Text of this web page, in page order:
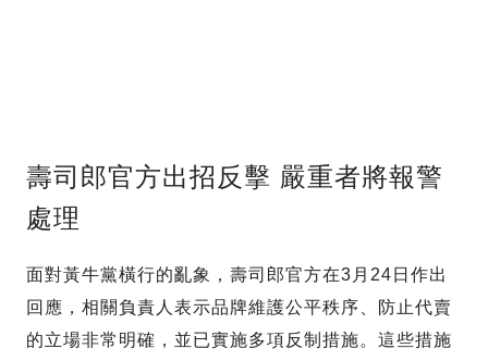
壽司郎官方出招反擊 嚴重者將報警
處理
面對黃牛黨橫行的亂象，壽司郎官方在3月24日作出
回應，相關負責人表示品牌維護公平秩序、防止代賣
的立場非常明確，並已實施多項反制措施。這些措施